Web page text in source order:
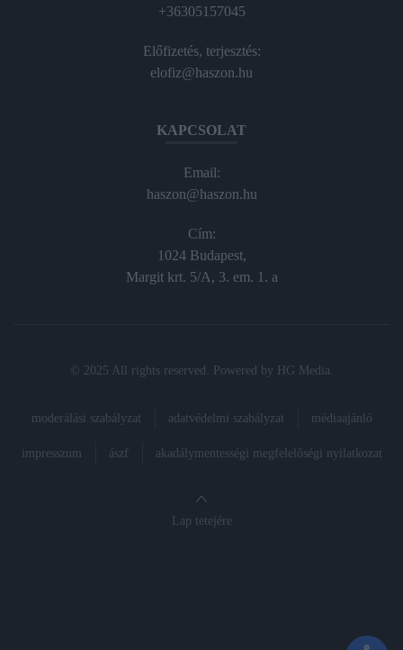
+36305157045
Előfizetés, terjesztés:
elofiz@haszon.hu
KAPCSOLAT
Email:
haszon@haszon.hu
Cím:
1024 Budapest,
Margit krt. 5/A, 3. em. 1. a
© 2025 All rights reserved. Powered by HG Media
moderálási szabályzat adatvédelmi szabályzat médiaajánló
impresszum ászf akadálymentességi megfelelőségi nyilatkozat
Lap tetejére